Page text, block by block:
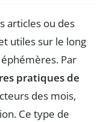
articles ou des
utiles sur le long
Par
pratiques de
des mois,
Ce type de